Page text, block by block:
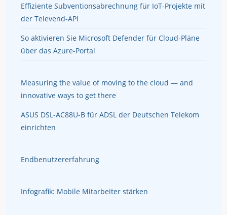
Effiziente Subventionsabrechnung für IoT-Projekte mit
der Televend-API
So aktivieren Sie Microsoft Defender für Cloud-Pläne
über das Azure-Portal
Measuring the value of moving to the cloud — and
innovative ways to get there
ASUS DSL-AC88U-B für ADSL der Deutschen Telekom
einrichten
Endbenutzererfahrung
Infografik: Mobile Mitarbeiter stärken